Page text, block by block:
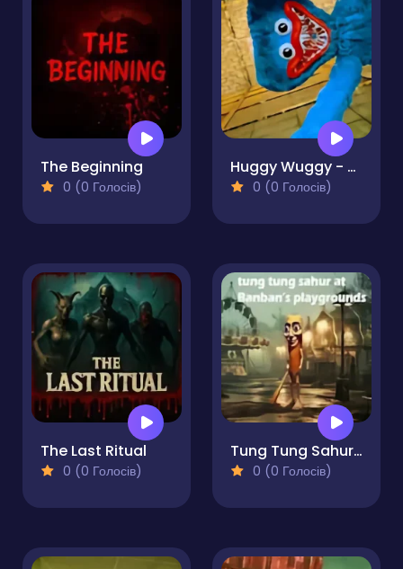
The Beginning
0 (0 Голосів)
Huggy Wuggy - Guess the right door
0 (0 Голосів)
The Last Ritual
0 (0 Голосів)
Tung Tung Sahur at Banban Playgrounds
0 (0 Голосів)